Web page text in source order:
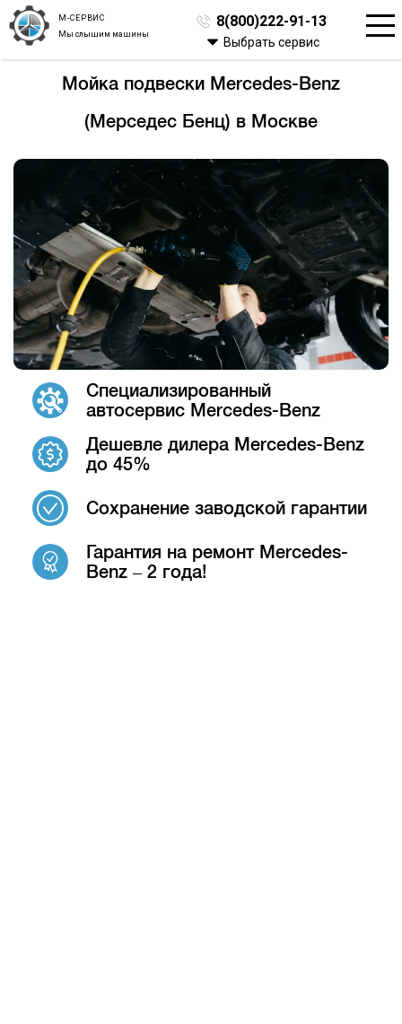
М-СЕРВИС
Мы слышим машины
8(800)222-91-13
Выбрать сервис
Мойка подвески Mercedes-Benz
(Мерседес Бенц) в Москве
Специализированный
автосервис Mercedes-Benz
Дешевле дилера Mercedes-Benz
до 45%
Сохранение заводской гарантии
Гарантия на ремонт Mercedes-
Benz – 2 года!